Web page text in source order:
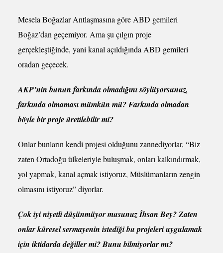
Mesela Boğazlar Antlaşmasına göre ABD gemileri
Boğaz’dan geçemiyor. Ama şu çılgın proje
gerçekleştiğinde, yani kanal açıldığında ABD gemileri
oradan geçecek.
AKP’nin bunun farkında olmadığını söylüyorsunuz,
farkında olmaması mümkün mü? Farkında olmadan
böyle bir proje üretilebilir mi?
Onlar bunların kendi projesi olduğunu zannediyorlar, “Biz
zaten Ortadoğu ülkeleriyle buluşmak, onları kalkındırmak,
yol yapmak, kanal açmak istiyoruz, Müslümanların zengin
olmasını istiyoruz” diyorlar.
Çok iyi niyetli düşünmüyor musunuz İhsan Bey? Zaten
onlar küresel sermayenin istediği bu projeleri uygulamak
için iktidarda değiller mi? Bunu bilmiyorlar mı?